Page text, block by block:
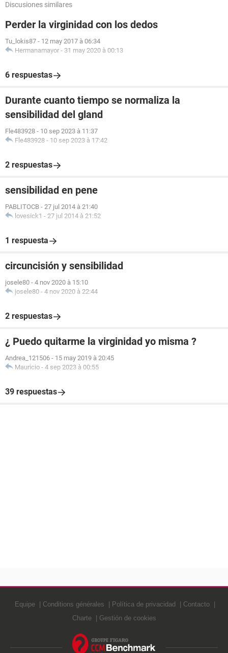
Discusiones similares
Perder la virginidad con los dedos
Tu_lokis87 - 12 may 2017 à 06:34
Hermanamayor - 31 may 2020 à 00:13
6 respuestas
Durante cuanto tiempo se normaliza la
sensibilidad del gland
Fle483928 - 10 sep 2023 à 11:37
Fle483928 - 10 sep 2023 à 17:42
2 respuestas
sensibilidad en pene
PABLITOCB - 27 jul 2014 à 21:40
lovesick1 - 27 jul 2014 à 21:52
1 respuesta
circuncisión y sensibilidad
josele80 - 4 nov 2020 à 15:10
josele80 - 4 nov 2020 à 22:44
2 respuestas
¿ Puedo quitarme la virginidad yo misma ?
Andrea_121506 - 15 may 2019 à 20:45
Mauricio - 4 sep 2023 à 00:55
39 respuestas
Equipe Conditions générales Política de privacidad
Contacto
Charte
Gestión de cookies